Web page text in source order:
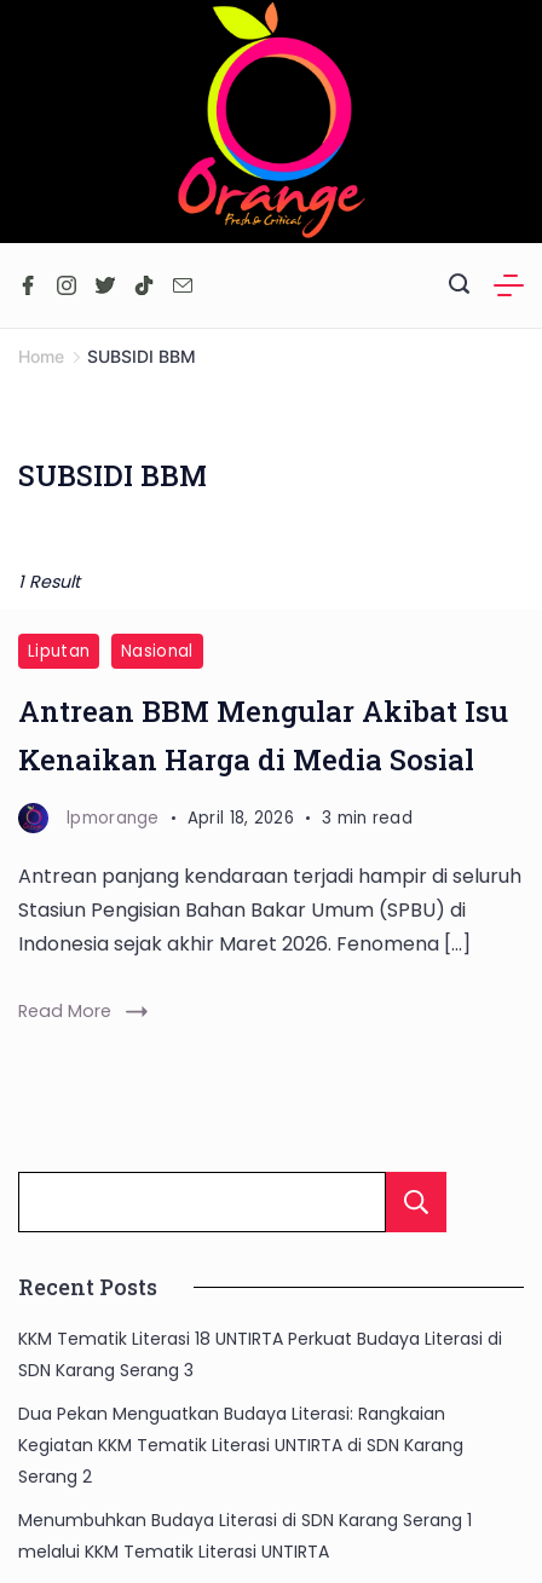
Home SUBSIDI BBM
SUBSIDI BBM
1 Result
Liputan Nasional
Antrean BBM Mengular Akibat Isu
Kenaikan Harga di Media Sosial
lpmorange April 18, 2026 3 min read
Antrean panjang kendaraan terjadi hampir di seluruh
Stasiun Pengisian Bahan Bakar Umum (SPBU) di
Indonesia sejak akhir Maret 2026. Fenomena […]
Read More
Recent Posts
KKM Tematik Literasi 18 UNTIRTA Perkuat Budaya Literasi di
SDN Karang Serang 3
Dua Pekan Menguatkan Budaya Literasi: Rangkaian
Kegiatan KKM Tematik Literasi UNTIRTA di SDN Karang
Serang 2
Menumbuhkan Budaya Literasi di SDN Karang Serang 1
melalui KKM Tematik Literasi UNTIRTA